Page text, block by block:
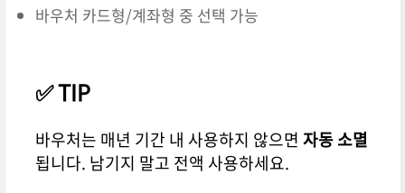
바우처 카드형/계좌형 중 선택 가능
✅ TIP
바우처는 매년 기간 내 사용하지 않으면 자동 소멸
됩니다. 남기지 말고 전액 사용하세요.